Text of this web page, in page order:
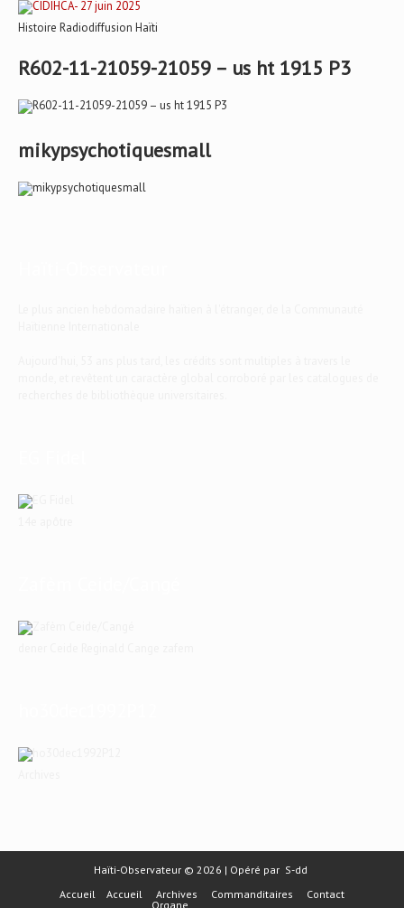
Histoire Radiodiffusion Haïti
R602-11-21059-21059 – us ht 1915 P3
mikypsychotiquesmall
Haïti-Observateur © 2026 | Opéré par S-dd
Accueil
Accueil Archives Commanditaires
Contact
Organe